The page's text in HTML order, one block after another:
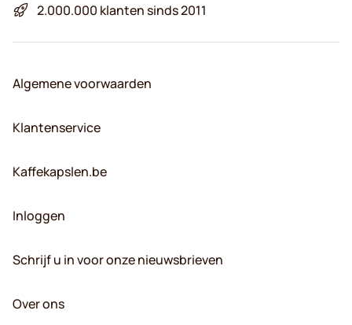
2.000.000 klanten sinds 2011
Algemene voorwaarden
Klantenservice
Kaffekapslen.be
Inloggen
Schrijf u in voor onze nieuwsbrieven
Over ons